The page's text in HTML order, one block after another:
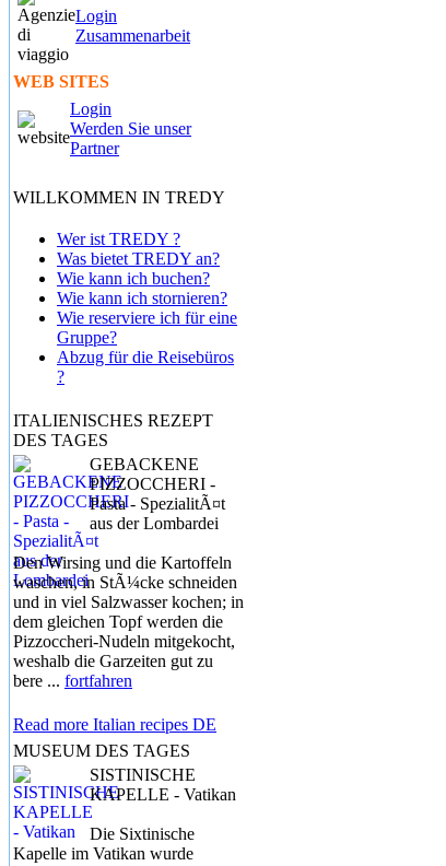
Login
Zusammenarbeit
WEB SITES
Login
Werden Sie unser
Partner
WILLKOMMEN IN TREDY
Wer ist TREDY ?
Was bietet TREDY an?
Wie kann ich buchen?
Wie kann ich stornieren?
Wie reserviere ich für eine
Gruppe?
Abzug für die Reisebüros
?
ITALIENISCHES REZEPT
DES TAGES
GEBACKENE
PIZZOCCHERI -
Pasta - SpezialitÃ¤t
aus der Lombardei
Den Wirsing und die Kartoffeln
waschen, in StÃ¼cke schneiden
und in viel Salzwasser kochen; in
dem gleichen Topf werden die
Pizzoccheri-Nudeln mitgekocht,
weshalb die Garzeiten gut zu
bere ... fortfahren
Read more Italian recipes DE
MUSEUM DES TAGES
SISTINISCHE
KAPELLE - Vatikan
Die Sixtinische
Kapelle im Vatikan wurde